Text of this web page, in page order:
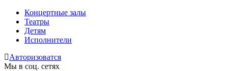
Концертные залы
Театры
Детям
Исполнители
Авторизоватся
Мы в соц. сетях